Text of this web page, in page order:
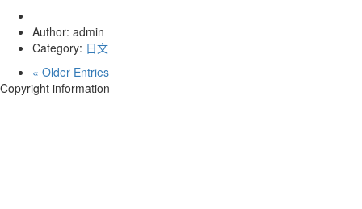
Author: admin
Category: 日文
« Older Entries
Copyright information